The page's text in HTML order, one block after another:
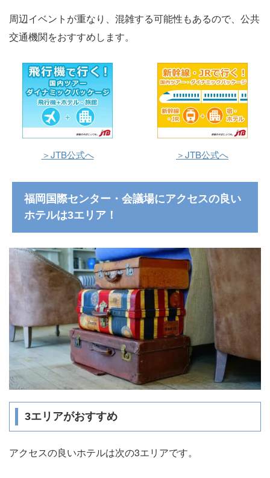
周辺イベントが重なり、混雑する可能性もあるので、公共
交通機関をおすすめします。
＞JTB公式へ ＞JTB公式へ
福岡国際センター・会議場にアクセスの良い
ホテルは3エリア！
3エリアがおすすめ
アクセスの良いホテルは次の3エリアです。